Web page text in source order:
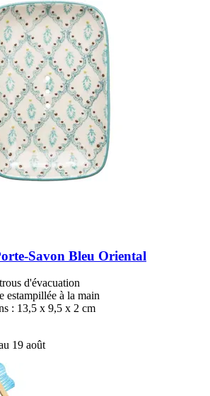
​Savon Bleu Oriental
d'évacuation
estampillée à la main
: 13,5 x 9,5 x 2 cm
19 août